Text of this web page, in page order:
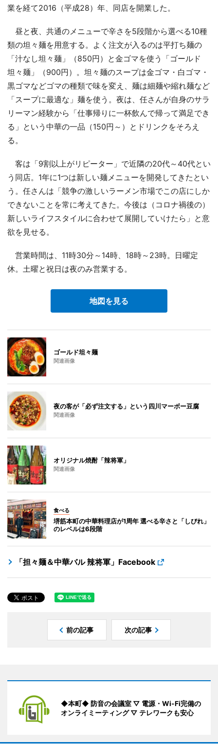
業を経て2016（平成28）年、同店を開業した。
昼と夜、共通のメニューで辛さを5段階から選べる10種
類の坦々麺を用意する。よく注文が入るのは平打ち麺の
「汁なし坦々麺」（850円）と金ゴマを使う「ゴールド
坦々麺」（900円）。坦々麺のスープは金ゴマ・白ゴマ・
黒ゴマなどゴマの種類で味を変え、麺は細麺や縮れ麺など
「スープに最適な」麺を使う。夜は、任さんが自身のサラ
リーマン経験から「仕事帰りに一杯飲んで帰って満足でき
る」という中華の一品（150円～）とドリンクをそろえ
る。
客は「9割以上がリピーター」で近隣の20代～40代とい
う同店。1年に1つは新しい麺メニューを開発してきたとい
う。任さんは「競争の激しいラーメン市場でこの店にしか
できないことを常に考えてきた。今後は（コロナ禍後の）
新しいライフスタイルに合わせて展開していけたら」と意
欲を見せる。
営業時間は、11時30分～14時、18時～23時。日曜定
休。土曜と祝日は夜のみ営業する。
地図を見る
ゴールド坦々麺
関連画像
夜の客が「必ず注文する」という四川マーボー豆腐
関連画像
オリジナル焼酎「辣将軍」
関連画像
食べる
堺筋本町の中華料理店が1周年 選べる辛さと「しびれ」
のレベルは6段階
「担々麺＆中華バル 辣将軍」Facebook
前の記事 次の記事
◆本町◆ 防音の会議室 ▽ 電源・Wi-Fi完備の
オンライミーティング ▽ テレワークも安心